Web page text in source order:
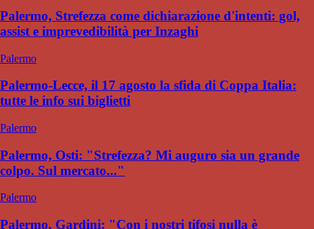
Palermo, Strefezza come dichiarazione d'intenti: gol,
assist e imprevedibilità per Inzaghi
Palermo
Palermo-Lecce, il 17 agosto la sfida di Coppa Italia:
tutte le info sui biglietti
Palermo
Palermo, Osti: "Strefezza? Mi auguro sia un grande
colpo. Sul mercato..."
Palermo
Palermo, Gardini: "Con i nostri tifosi nulla è